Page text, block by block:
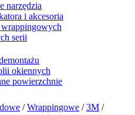
narzędzia
i akcesoria
serii
okiennych
powierzchnie
/ Wrappingowe / 3M /